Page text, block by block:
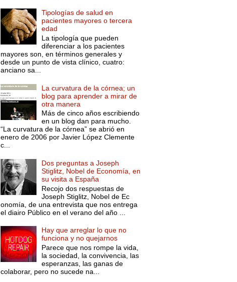
Tipologías de salud en
pacientes mayores o tercera
edad
La tipología que pueden
diferenciar a los pacientes
mayores son, en términos generales y
desde un punto de vista clínico, cuatro:
anciano sa...
La curvatura de la córnea; un
blog para aprender a mirar de
otra manera
Más de cinco años escribiendo
en un blog dan para mucho.
“La curvatura de la córnea” se abrió en
enero de 2006 por Javier López Clemente
c...
Dos preguntas a Joseph
Stiglitz, Nobel de Economía, en
su visita a España
Recojo dos respuestas de
Joseph Stiglitz, Nobel de Ec
onomía, de una entrevista que nos entrega
el diairo Público en el verano del año ...
Hay que arreglar lo que no
funciona y no quejarnos
Parece que nos rompe la vida,
la sociedad, la convivencia, las
esperanzas, las ganas de
colaborar, pero no sucede na...